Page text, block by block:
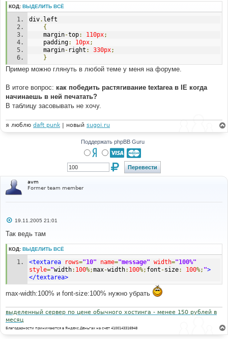
КОД: ВЫДЕЛИТЬ ВСЁ
div. left
{
	margin
-top: 110px;
	padding
: 10px;
	margin
- right : 330px;
}
Пример можно глянуть в любой теме у меня на форуме.
В итоге вопрос: как победить растягивание textarea в IE когда
начинаешь в ней печатать?
В таблицу засовывать не хочу.
я люблю daft punk | новый sugoi.ru
Поддержать phpBB Guru
avm
Former team member
С
о
щ
е
19.11.2005 21:01
Так ведь там
КОД: ВЫДЕЛИТЬ ВСЁ
<textarea rows="10" name="message" width="100%"
style="width: 100%;max-width: 100%; font -size: 100%; ">
</textarea>
max-width:100% и font-size:100% нужно убрать
выделенный сервер по цене обычного хостинга - менее 150 рублей в
месяц
Благодарности принимаются в Яндекс.Деньгах на счет 4100143316948